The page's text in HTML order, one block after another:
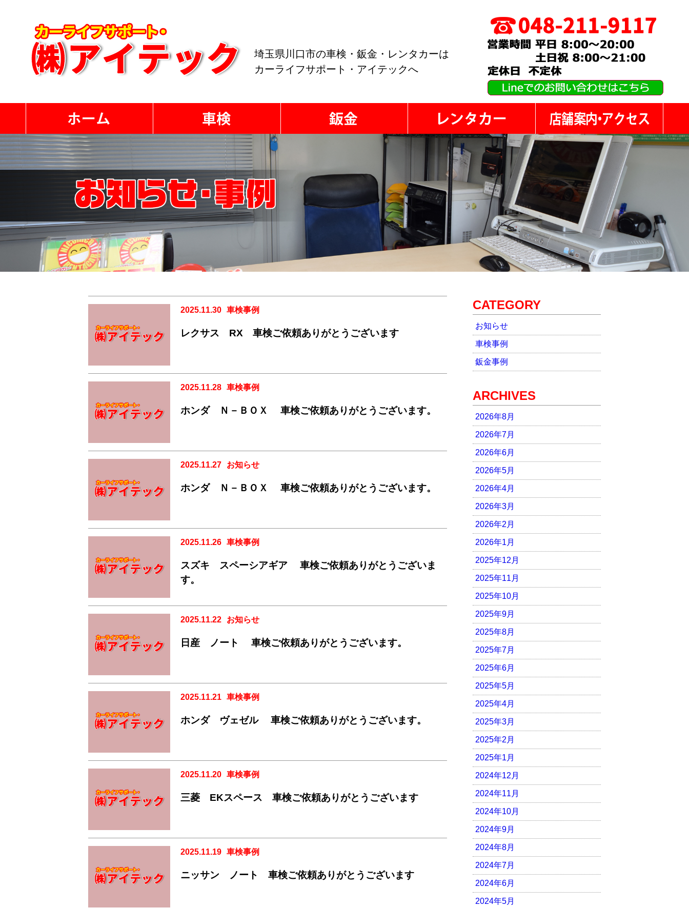
埼玉県川口市の車検・鈑金・レンタカーは
カーライフサポート・アイテックへ
2025.11.30 車検事例
レクサス RX 車検ご依頼ありがとうございます
2025.11.28 車検事例
ホンダ Ｎ－ＢＯＸ 車検ご依頼ありがとうございます。
2025.11.27 お知らせ
ホンダ Ｎ－ＢＯＸ 車検ご依頼ありがとうございます。
2025.11.26 車検事例
スズキ スペーシアギア 車検ご依頼ありがとうございま
す。
2025.11.22 お知らせ
日産 ノート 車検ご依頼ありがとうございます。
2025.11.21 車検事例
ホンダ ヴェゼル 車検ご依頼ありがとうございます。
2025.11.20 車検事例
三菱 EKスペース 車検ご依頼ありがとうございます
2025.11.19 車検事例
ニッサン ノート 車検ご依頼ありがとうございます
CATEGORY
お知らせ
車検事例
鈑金事例
ARCHIVES
2026年8月
2026年7月
2026年6月
2026年5月
2026年4月
2026年3月
2026年2月
2026年1月
2025年12月
2025年11月
2025年10月
2025年9月
2025年8月
2025年7月
2025年6月
2025年5月
2025年4月
2025年3月
2025年2月
2025年1月
2024年12月
2024年11月
2024年10月
2024年9月
2024年8月
2024年7月
2024年6月
2024年5月